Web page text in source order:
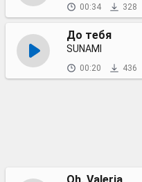
00:34 328
До тебя
SUNAMI
00:20 436